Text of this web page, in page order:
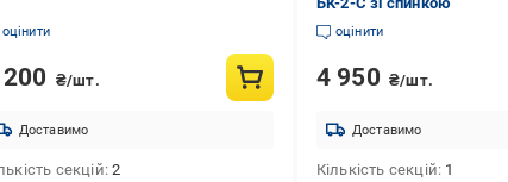
оцінити
₴/шт.
Доставимо
секцій 2
оцінити
4 950 ₴/шт.
Доставимо
Кількість секцій 1